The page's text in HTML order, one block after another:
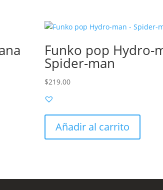
Funko pop Hydro-
Spider-man
$219.00
Añadir al carrito